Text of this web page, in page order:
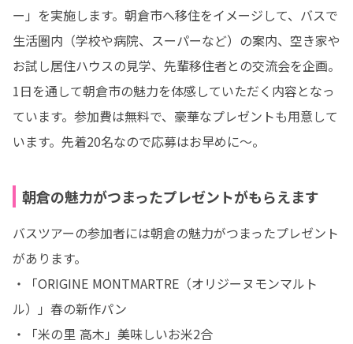
ー」を実施します。朝倉市へ移住をイメージして、バスで
生活圏内（学校や病院、スーパーなど）の案内、空き家や
お試し居住ハウスの見学、先輩移住者との交流会を企画。
1日を通して朝倉市の魅力を体感していただく内容となっ
ています。参加費は無料で、豪華なプレゼントも用意して
います。先着20名なので応募はお早めに〜。
朝倉の魅力がつまったプレゼントがもらえます
バスツアーの参加者には朝倉の魅力がつまったプレゼント
があります。
・「ORIGINE MONTMARTRE（オリジーヌモンマルト
ル）」春の新作パン
・「米の里 高木」美味しいお米2合